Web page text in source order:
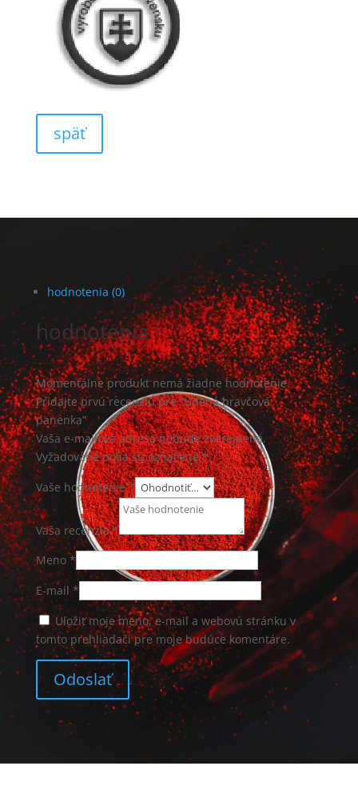
späť
hodnotenia (0)
hodnotenia
Momentálne produkt nemá žiadne hodnotenie.
Pridajte prvú recenziu pre “Údená bravčová
panenka”
Vaša e-mailová adresa nebude zverejnená.
Vyžadované polia sú označené*
Vaše hodnotenie *
Vaša recenzia*
Meno *
E-mail*
Uložiť moje meno, e-mail a webovú stránku v
tomto prehliadači pre moje budúce komentáre.